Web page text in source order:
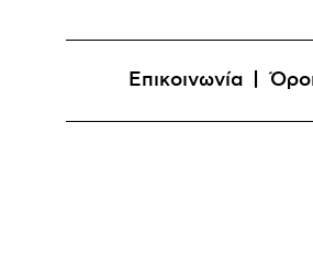
Επικοινωνία